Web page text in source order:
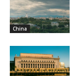
China